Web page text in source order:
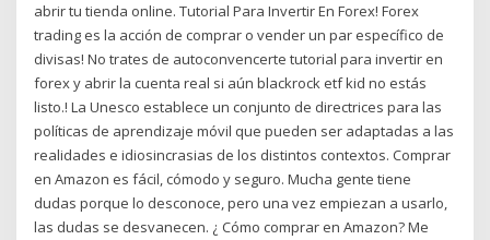
abrir tu tienda online. Tutorial Para Invertir En Forex! Forex
trading es la acción de comprar o vender un par específico de
divisas! No trates de autoconvencerte tutorial para invertir en
forex y abrir la cuenta real si aún blackrock etf kid no estás
listo.! La Unesco establece un conjunto de directrices para las
políticas de aprendizaje móvil que pueden ser adaptadas a las
realidades e idiosincrasias de los distintos contextos. Comprar
en Amazon es fácil, cómodo y seguro. Mucha gente tiene
dudas porque lo desconoce, pero una vez empiezan a usarlo,
las dudas se desvanecen. ¿ Cómo comprar en Amazon? Me